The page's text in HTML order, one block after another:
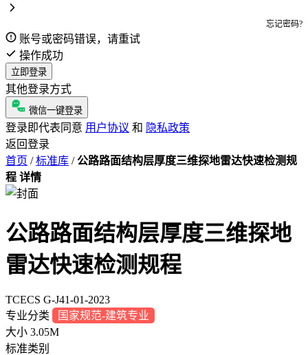
忘记密码?
账号或密码错误，请重试
操作成功
立即登录
其他登录方式
微信一键登录
登录即代表同意 用户协议 和 隐私政策
返回登录
首页 / 标准库 / 公路路面结构层厚度三维探地雷达快速检测规
程 详情
公路路面结构层厚度三维探地
雷达快速检测规程
TCECS G-J41-01-2023
专业分类
国家规范-建筑专业
大小 3.05M
标准类别